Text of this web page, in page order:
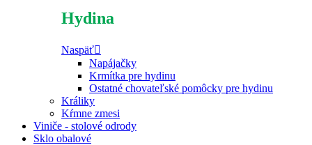
Hydina
Naspäť
Napájačky
Krmítka pre hydinu
Ostatné chovateľské pomôcky pre hydinu
Králiky
Kŕmne zmesi
Viniče - stolové odrody
Sklo obalové